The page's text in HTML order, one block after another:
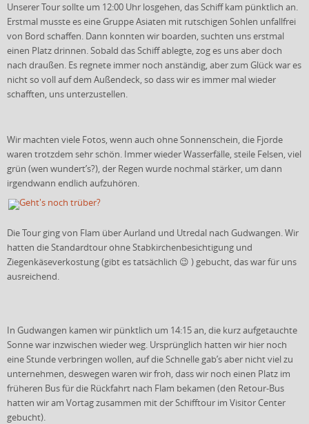
Unserer Tour sollte um 12:00 Uhr losgehen, das Schiff kam pünktlich an.
Erstmal musste es eine Gruppe Asiaten mit rutschigen Sohlen unfallfrei
von Bord schaffen. Dann konnten wir boarden, suchten uns erstmal
einen Platz drinnen. Sobald das Schiff ablegte, zog es uns aber doch
nach draußen. Es regnete immer noch anständig, aber zum Glück war es
nicht so voll auf dem Außendeck, so dass wir es immer mal wieder
schafften, uns unterzustellen.
Wir machten viele Fotos, wenn auch ohne Sonnenschein, die Fjorde
waren trotzdem sehr schön. Immer wieder Wasserfälle, steile Felsen, viel
grün (wen wundert’s?), der Regen wurde nochmal stärker, um dann
irgendwann endlich aufzuhören.
Die Tour ging von Flam über Aurland und Utredal nach Gudwangen. Wir
hatten die Standardtour ohne Stabkirchenbesichtigung und
Ziegenkäseverkostung (gibt es tatsächlich 😉 ) gebucht, das war für uns
ausreichend.
In Gudwangen kamen wir pünktlich um 14:15 an, die kurz aufgetauchte
Sonne war inzwischen wieder weg. Ursprünglich hatten wir hier noch
eine Stunde verbringen wollen, auf die Schnelle gab’s aber nicht viel zu
unternehmen, deswegen waren wir froh, dass wir noch einen Platz im
früheren Bus für die Rückfahrt nach Flam bekamen (den Retour-Bus
hatten wir am Vortag zusammen mit der Schifftour im Visitor Center
gebucht).